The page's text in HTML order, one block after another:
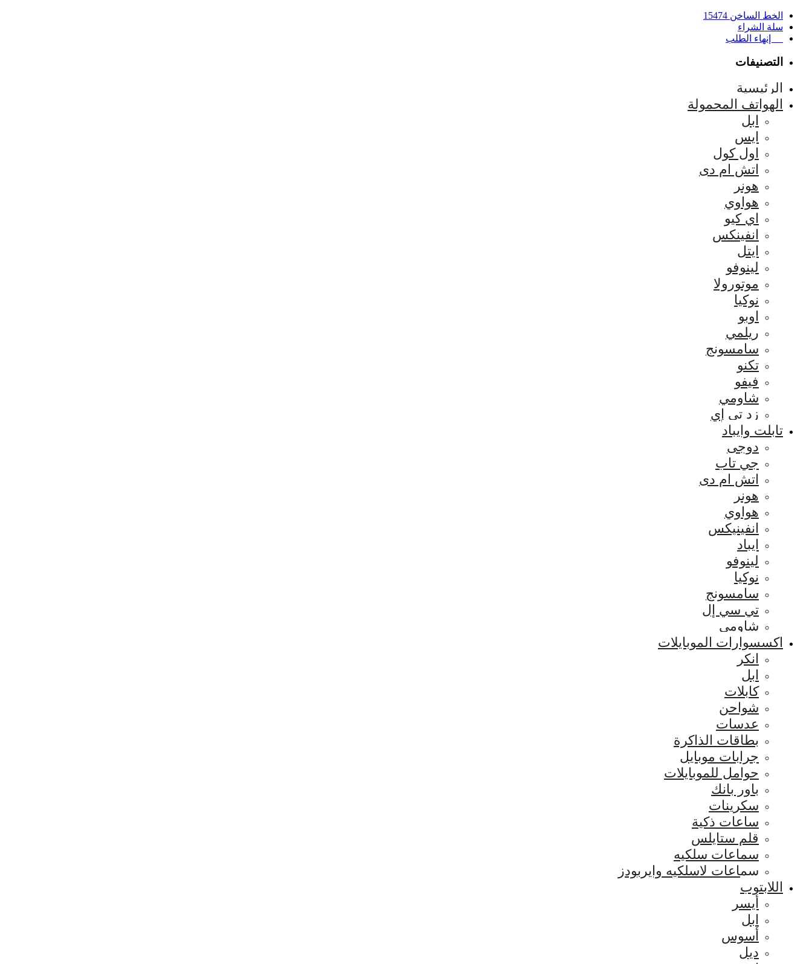
الخط الساخن 15474
سلة الشراء
إنهاء الطلب
التصنيفات
الرئيسية
الهواتف المحمولة
ابل
ايس
اول كول
اتش ام دى
هونر
هواوي
اي كيو
انفينكس
ايتل
لينوفو
موتورولا
نوكيا
اوبو
ريلمي
سامسونج
تكنو
فيفو
شاومي
زد تي إي
تابلت وايباد
دوجى
جي تاب
اتش ام دى
هونر
هواوي
انفينيكس
ايباد
لينوفو
نوكيا
سامسونج
تي سي إل
شاومي
اكسسوارات الموبايلات
انكر
ابل
كابلات
شواحن
عدسات
بطاقات الذاكرة
جرابات موبايل
حوامل للموبايلات
باور بانك
سكرينات
ساعات ذكية
قلم ستايلس
سماعات سلكيه
سماعات لاسلكيه وايربودز
اللابتوب
أيسر
ابل
أسوس
ديل